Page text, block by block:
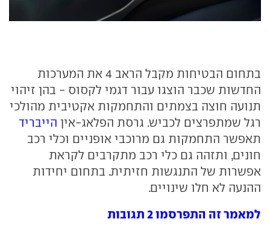
בתחום הבטיחות מקבל הראב 4 את המערכות
החדשות שכבר הוצגו עבור דגמי לקסוס - בהן זיהוי
תנועה חוצה בצמתים והתחמקות אקטיבית מהולכי
רגל שמתפרצים לכביש. גרסת הפלאג-אין הייבריד
תאפשר התחמקות גם מרוכבי אופניים וכלי רכב
חונים, ותזהה גם כלי רכב מתקרבים לקראת
אפשרות של התנגשות חזיתית. בתחום יחידות
ההנעה לא חלו שינויים.
למאמר זה התפרסמו 2 תגובות